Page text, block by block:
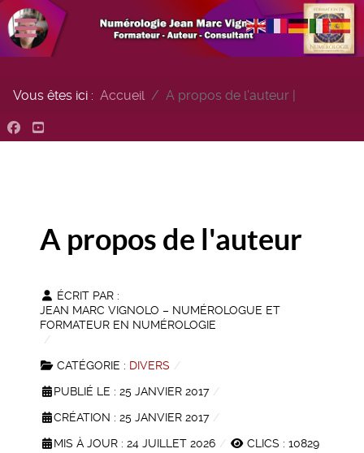
Vous êtes ici : Accueil A propos de l'auteur |
A propos de l'auteur
ÉCRIT PAR :
JEAN MARC VIGNOLO – NUMÉROLOGUE ET
FORMATEUR EN NUMÉROLOGIE
CATÉGORIE : DIVERS
PUBLIÉ LE : 25 JANVIER 2017
CRÉATION : 25 JANVIER 2017
MIS À JOUR : 24 JUILLET 2026
CLICS : 10829